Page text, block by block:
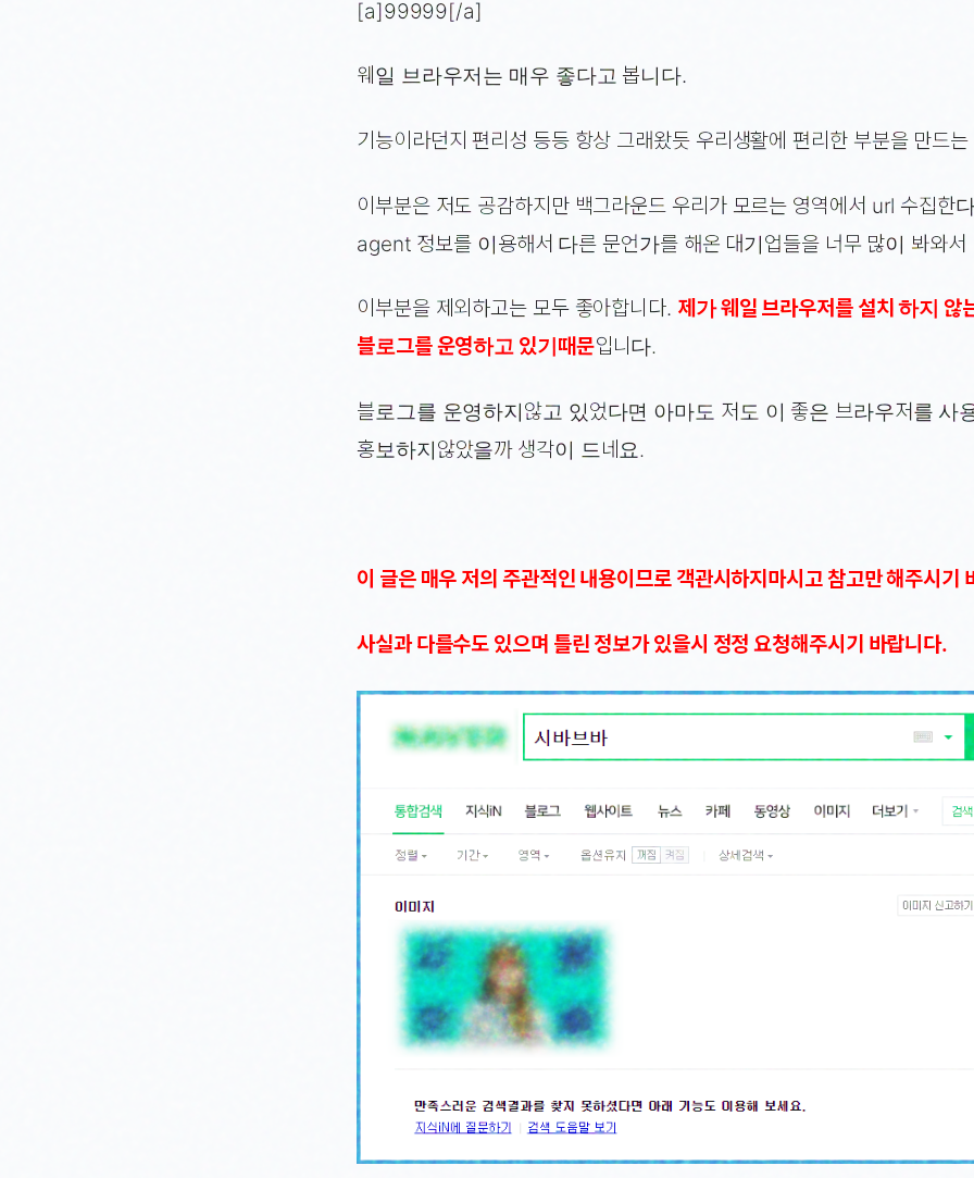
[a]99999[/a]
웨일 브라우저는 매우 좋다고 봅니다.
기능이라던지 편리성 등등 항상 그래왔듯 우리생활에 편리한 부분을 만드
이부분은 저도 공감하지만 백그라운드 우리가 모르는 영역에서 url 수집한
agent 정보를 이용해서 다른 문언가를 해온 대기업들을 너무 많이 봐와서
이부분을 제외하고는 모두 좋아합니다. 제가 웨일 브라우저를 설치 하지 않
블로그를 운영하고 있기때문입니다.
블로그를 운영하지않고 있었다면 아마도 저도 이 좋은 브라우저를 사
홍보하지않았을까 생각이 드네요.
이 글은 매우 저의 주관적인 내용이므로 객관시하지마시고 참고만 해주시기
사실과 다를수도 있으며 틀린 정보가 있을시 정정 요청해주시기 바랍니다.